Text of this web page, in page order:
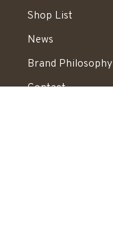
Shop List
News
Brand Philosophy
Contact